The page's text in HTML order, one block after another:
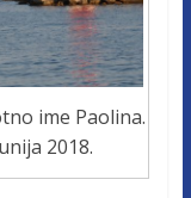
ime Paolina.
2018.